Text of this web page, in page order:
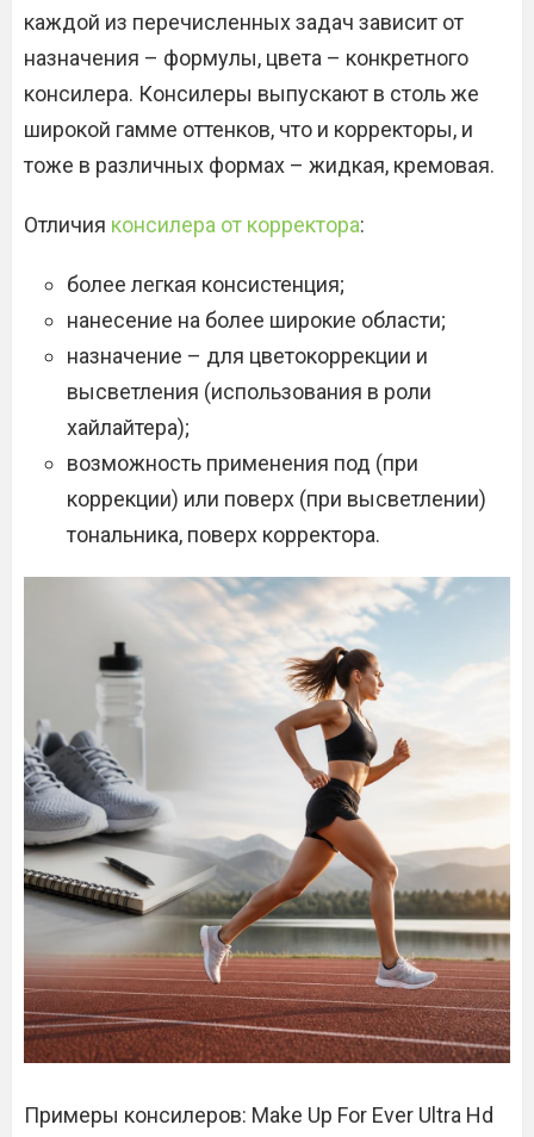
каждой из перечисленных задач зависит от
назначения – формулы, цвета – конкретного
консилера. Консилеры выпускают в столь же
широкой гамме оттенков, что и корректоры, и
тоже в различных формах – жидкая, кремовая.
Отличия консилера от корректора:
более легкая консистенция;
нанесение на более широкие области;
назначение – для цветокоррекции и
высветления (использования в роли
хайлайтера);
возможность применения под (при
коррекции) или поверх (при высветлении)
тональника, поверх корректора.
Примеры консилеров: Make Up For Ever Ultra Hd